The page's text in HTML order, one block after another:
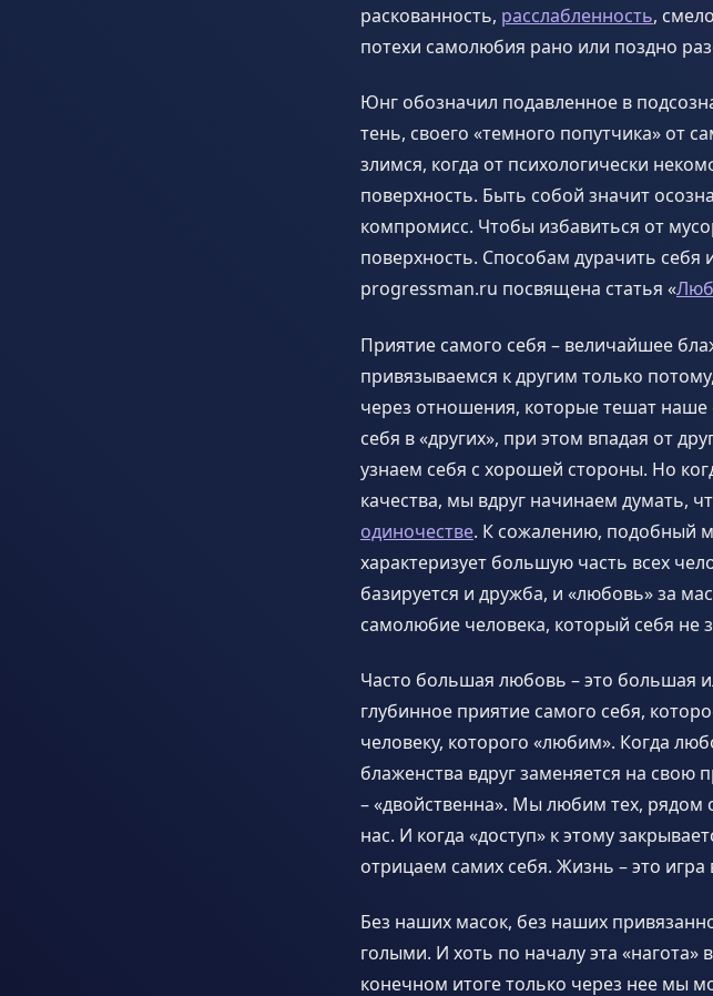
раскованность, расслабленность,
потехи самолюбия рано или поздно
Юнг обозначил подавленное в
тень, своего «темного попутчика» от
злимся, когда от психологически
поверхность. Быть собой значит
компромисс. Чтобы избавиться от
поверхность. Способам дурачить
progressman.ru посвящена статья «
Приятие самого себя – величайшее
привязываемся к другим только
через отношения, которые тешат
себя в «других», при этом впадая от
узнаем себя с хорошей стороны. Но
качества, мы вдруг начинаем думать,
одиночестве. К сожалению, подобный
характеризует большую часть всех
базируется и дружба, и «любовь» за
самолюбие человека, который себя не
Часто большая любовь – это большая
глубинное приятие самого себя,
человеку, которого «любим». Когда
блаженства вдруг заменяется на
– «двойственна». Мы любим тех, рядом
нас. И когда «доступ» к этому
отрицаем самих себя. Жизнь – это игра
Без наших масок, без наших
голыми. И хоть по началу эта «нагота»
конечном итоге только через нее мы